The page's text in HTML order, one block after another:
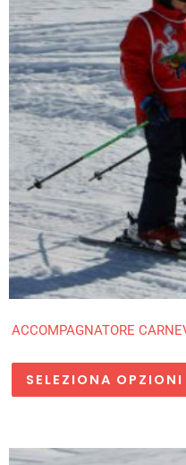
ACCOMPAGNATORE
SELEZIONA OPZIONI